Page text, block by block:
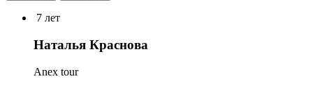
7 лет
Наталья Краснова
Anex tour